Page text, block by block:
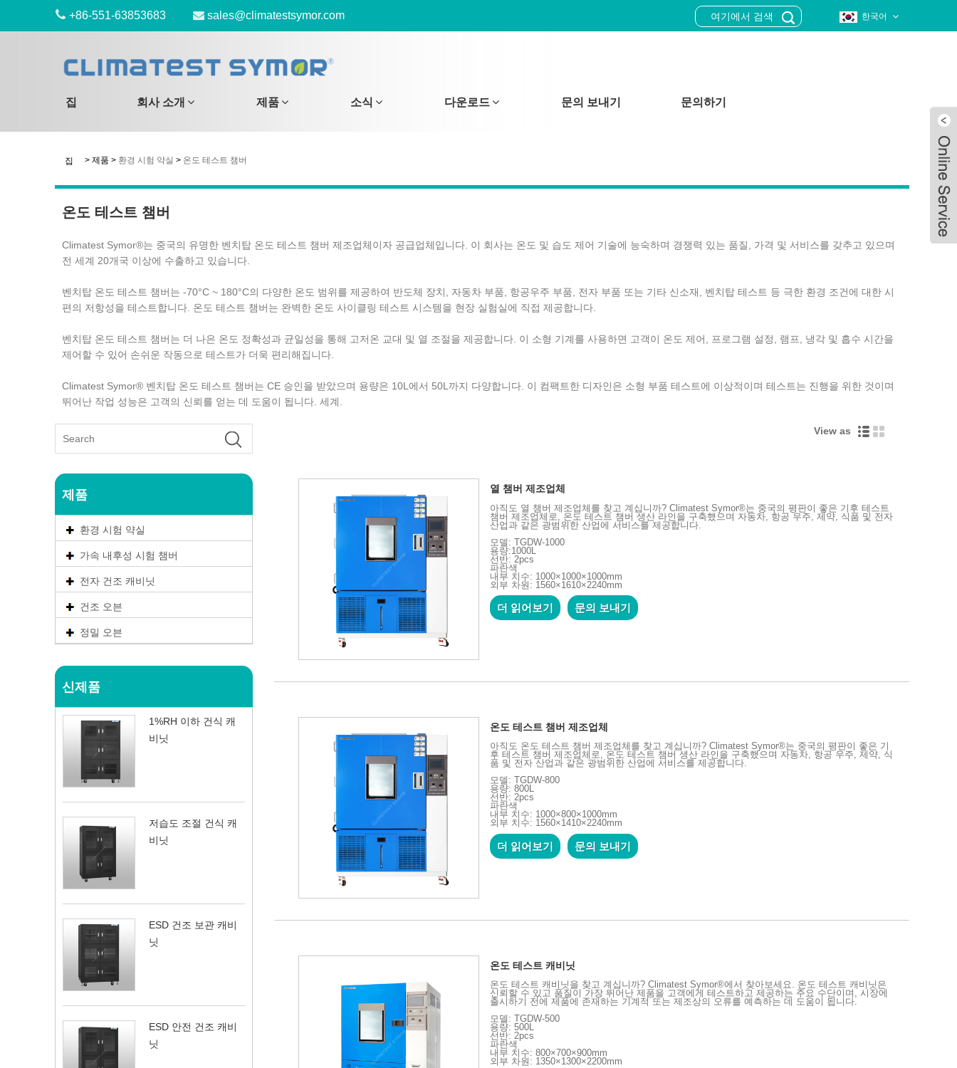
+86-551-63853683 sales@climatestsymor.com 한국어
집 회사 소개 제품 소식 다운로드 문의 보내기 문의하기
집 > 제품 > 환경 시험 약실 > 온도 테스트 챔버
온도 테스트 챔버
Climatest Symor®는 중국의 유명한 벤치탑 온도 테스트 챔버 제조업체이자 공급업체입니다. 이 회사는 온도 및 습도 제어 기술에 능숙하며 경쟁력 있는 품질, 가격 및 서비스를 갖추고 있으며
전 세계 20개국 이상에 수출하고 있습니다.
벤치탑 온도 테스트 챔버는 -70°C ~ 180°C의 다양한 온도 범위를 제공하여 반도체 장치, 자동차 부품, 항공우주 부품, 전자 부품 또는 기타 신소재, 벤치탑 테스트 등 극한 환경 조건에 대한 시
편의 저항성을 테스트합니다. 온도 테스트 챔버는 완벽한 온도 사이클링 테스트 시스템을 현장 실험실에 직접 제공합니다.
벤치탑 온도 테스트 챔버는 더 나은 온도 정확성과 균일성을 통해 고저온 교대 및 열 조절을 제공합니다. 이 소형 기계를 사용하면 고객이 온도 제어, 프로그램 설정, 램프, 냉각 및 흡수 시간을
제어할 수 있어 손쉬운 작동으로 테스트가 더욱 편리해집니다.
Climatest Symor® 벤치탑 온도 테스트 챔버는 CE 승인을 받았으며 용량은 10L에서 50L까지 다양합니다. 이 컴팩트한 디자인은 소형 부품 테스트에 이상적이며 테스트는 진행을 위한 것이며
뛰어난 작업 성능은 고객의 신뢰를 얻는 데 도움이 됩니다. 세계.
제품
환경 시험 약실
가속 내후성 시험 챔버
전자 건조 캐비닛
건조 오븐
정밀 오븐
신제품
1%RH 이하 건식 캐
비닛
저습도 조절 건식 캐
비닛
ESD 건조 보관 캐비
닛
ESD 안전 건조 캐비
닛
View as
열 챔버 제조업체
아직도 열 챔버 제조업체를 찾고 계십니까? Climatest Symor®는 중국의 평판이 좋은 기후 테스트
챔버 제조업체로, 온도 테스트 챔버 생산 라인을 구축했으며 자동차, 항공 우주, 제약, 식품 및 전자
산업과 같은 광범위한 산업에 서비스를 제공합니다.
모델: TGDW-1000
용량:1000L
선반: 2pcs
파란색
내부 치수: 1000×1000×1000mm
외부 차원: 1560×1610×2240mm
더 읽어보기 문의 보내기
온도 테스트 챔버 제조업체
아직도 온도 테스트 챔버 제조업체를 찾고 계십니까? Climatest Symor®는 중국의 평판이 좋은 기
후 테스트 챔버 제조업체로, 온도 테스트 챔버 생산 라인을 구축했으며 자동차, 항공 우주, 제약, 식
품 및 전자 산업과 같은 광범위한 산업에 서비스를 제공합니다.
모델: TGDW-800
용량: 800L
선반: 2pcs
파란색
내부 치수: 1000×800×1000mm
외부 치수: 1560×1410×2240mm
더 읽어보기 문의 보내기
온도 테스트 캐비닛
온도 테스트 캐비닛을 찾고 계십니까? Climatest Symor®에서 찾아보세요. 온도 테스트 캐비닛은
신뢰할 수 있고 품질이 가장 뛰어난 제품을 고객에게 테스트하고 제공하는 주요 수단이며, 시장에
출시하기 전에 제품에 존재하는 기계적 또는 제조상의 오류를 예측하는 데 도움이 됩니다.
모델: TGDW-500
용량: 500L
선반: 2pcs
파란색
내부 치수: 800×700×900mm
외부 차원: 1350×1300×2200mm